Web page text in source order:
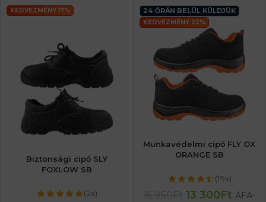
KEDVEZMÉNY 17%
Biztonsági cipő SLY
FOXLOW SB
(2x)
24 ÓRÁN BELÜL KÜLDJÜK
KEDVEZMÉNY 22%
Munkavédelmi cipő FLY OX
ORANGE SB
(19x)
13 300Ft ÁFA-